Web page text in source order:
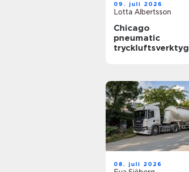
09. juli 2026
Lotta Albertsson
Chicago
pneumatic
tryckluftsverktyg
08. juli 2026